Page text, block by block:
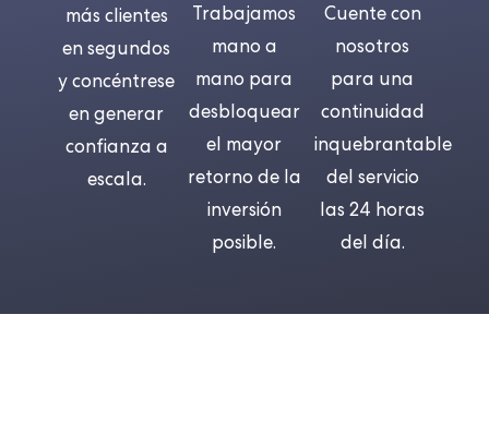
más clientes
en segundos
y concéntrese
en generar
confianza a
escala.
Trabajamos
mano a
mano para
desbloquear
el mayor
retorno de la
inversión
posible.
Cuente con
nosotros
para una
continuidad
inquebrantable
del servicio
las 24 horas
del día.